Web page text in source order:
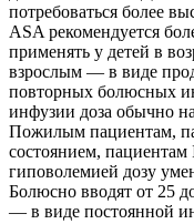
потребоваться более
ASA рекомендуется
применять у детей в
взрослым — в виде
повторных болюсных
инфузии доза обычно
Пожилым пациентам,
состоянием,
гиповолемией дозу
Болюсно вводят от 25
— в виде постоянной